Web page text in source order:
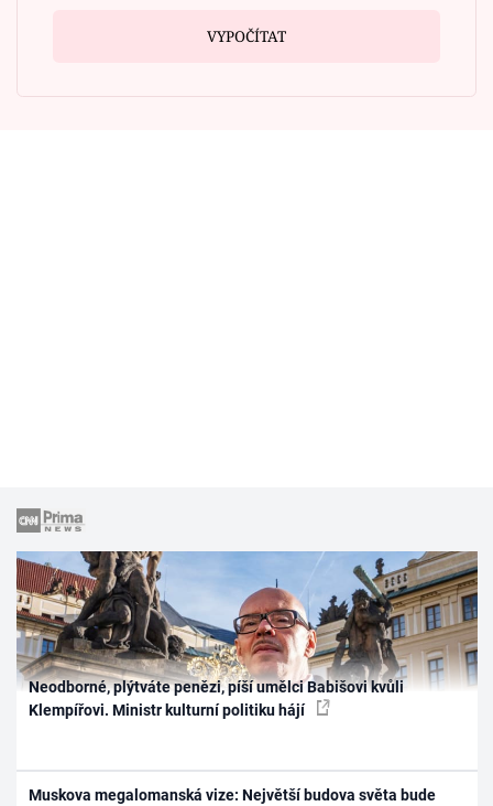
VYPOČÍTAT
Neodborné, plýtváte penězi, píší umělci Babišovi kvůli
Klempířovi. Ministr kulturní politiku hájí
Muskova megalomanská vize: Největší budova světa bude